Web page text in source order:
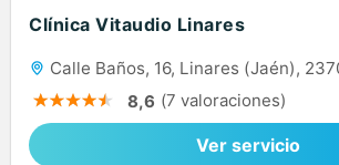
Clínica Vitaudio Linares
Calle Baños, 16, Linares (Jaén),
8,6 (7 valoraciones)
Ver servicio